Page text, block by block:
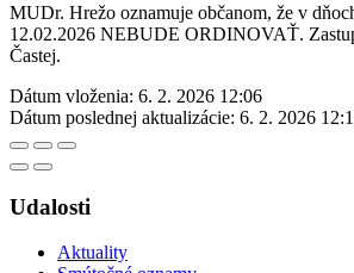
MUDr. Hrežo oznamuje občanom, že v
12.02.2026 NEBUDE ORDINOVAŤ.
Častej.
Dátum vloženia: 6. 2. 2026 12:06
Dátum poslednej aktualizácie: 6. 2. 2026
Udalosti
Aktuality